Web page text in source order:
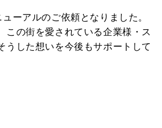
ーアルのご依頼となりました。
この街を愛されている企業様・ス
うした想いを今後もサポートして